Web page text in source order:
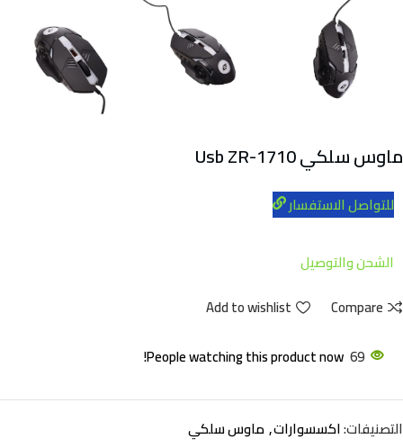
ماوس سلكي Usb ZR-1710
للتواصل الاستفسار
الشحن والتوصيل
Compare
Add to wishlist
69
People watching this product now!
التصنيفات:اكسسوارات,ماوس سلكي